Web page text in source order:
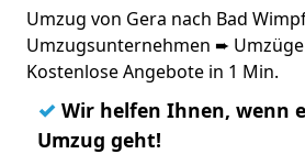
Umzug von Gera nach Bad
Umzugsunternehmen ➨ Umzüge
Kostenlose Angebote in 1 Min.
✓ Wir helfen Ihnen, wenn
Umzug geht!